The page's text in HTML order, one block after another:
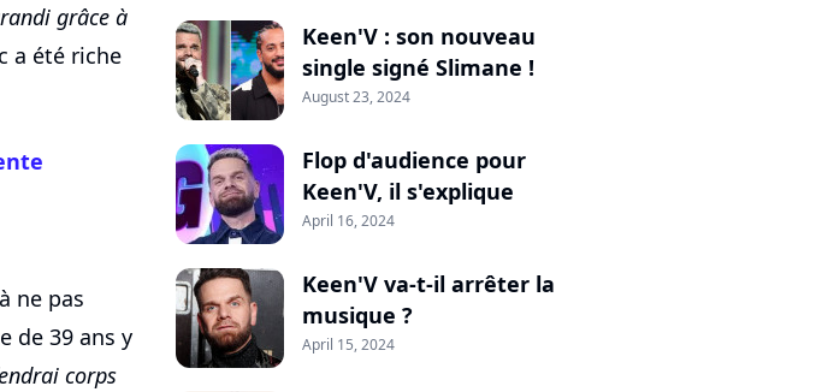
grâce à
a été riche
ne pas
de 39 ans y
corps
Keen'V : son nouveau
single signé Slimane !
August 23, 2024
Flop d'audience pour
Keen'V, il s'explique
April 16, 2024
Keen'V va-t-il arrêter la
musique ?
April 15, 2024